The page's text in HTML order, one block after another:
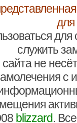
для
служить
не
с
blizzard.